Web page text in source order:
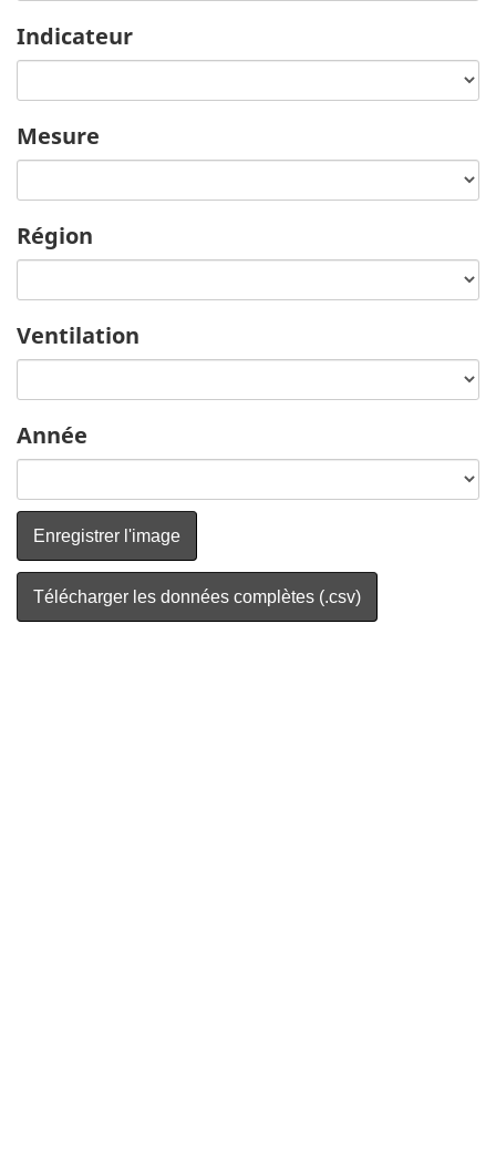
Indicateur
Mesure
Région
Ventilation
Année
Enregistrer l'image
Télécharger les données complètes (.csv)